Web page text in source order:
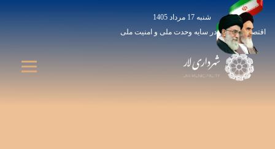
Open
Open
شنبه 17 مرداد 1405
اقتصاد مقاومتی در سایه وحدت ملی و امنیت ملی